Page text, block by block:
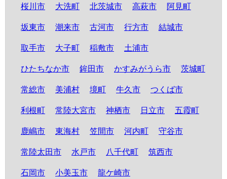
桜川市 大洗町 北茨城市 高萩市 阿見町
坂東市 潮来市 古河市 行方市 結城市
取手市 大子町 稲敷市 土浦市
ひたちなか市 鉾田市 かすみがうら市 茨城町
常総市 美浦村 境町 牛久市 つくば市
利根町 常陸大宮市 神栖市 日立市 五霞町
鹿嶋市 東海村 笠間市 河内町 守谷市
常陸太田市 水戸市 八千代町 筑西市
石岡市 小美玉市 龍ケ崎市